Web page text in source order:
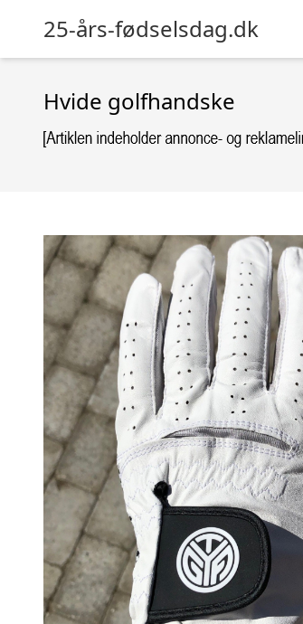
25-års-fødselsdag.dk
Hvide golfhandske